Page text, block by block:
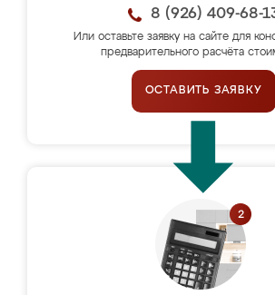
8 (926) 409-68-
Или оставьте заявку на сайте для
предварительного расчёта
ОСТАВИТЬ ЗАЯВКУ